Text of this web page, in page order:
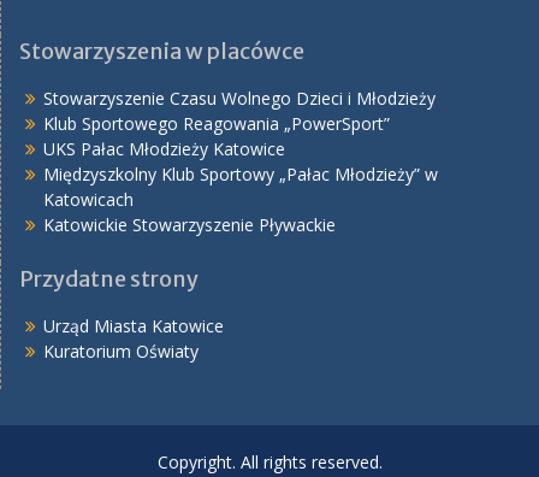
Stowarzyszenia w placówce
Stowarzyszenie Czasu Wolnego Dzieci i Młodzieży
Klub Sportowego Reagowania „PowerSport”
UKS Pałac Młodzieży Katowice
Międzyszkolny Klub Sportowy „Pałac Młodzieży” w
Katowicach
Katowickie Stowarzyszenie Pływackie
Przydatne strony
Urząd Miasta Katowice
Kuratorium Oświaty
Copyright. All rights reserved.